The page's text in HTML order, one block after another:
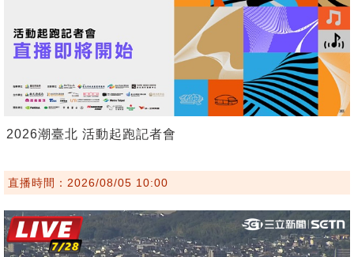
2026潮臺北 活動起跑記者會
直播時間：2026/08/05 10:00